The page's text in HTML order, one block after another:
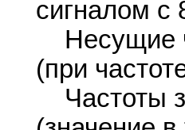
сигналом с
Несущие
(при
Частоты